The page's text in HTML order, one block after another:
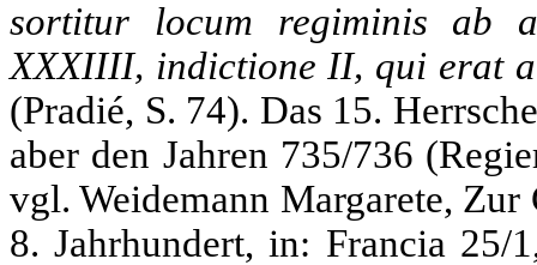
sortitur locum regiminis ab
XXXIIII, indictione II, qui erat
(Pradié, S. 74). Das 15.
aber den Jahren 735/736
vgl. Weidemann Margarete,
8. Jahrhundert, in: Francia 25/